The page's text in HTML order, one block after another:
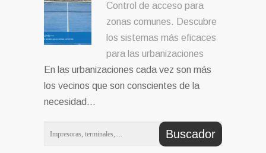
Control de acceso para
zonas comunes. Descubre
los sistemas más eficaces
para las urbanizaciones
En las urbanizaciones cada vez son más
los vecinos que son conscientes de la
necesidad…